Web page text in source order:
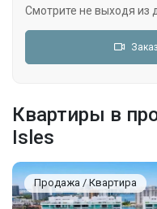
Смотрите не выходя из
Квартиры в
Isles
Продажа / Квартира